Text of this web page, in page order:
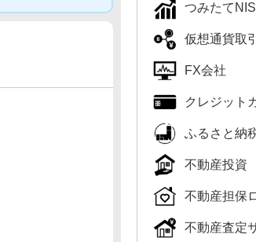
つみたて
仮想通貨取
FX会社
クレジット
ふるさと納
不動産投資
不動産担保
不動産査定